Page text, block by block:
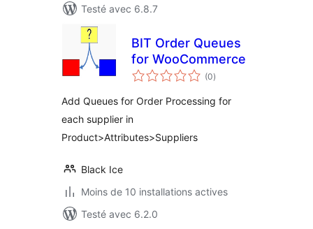
Testé avec 6.8.7
BIT Order Queues
for WooCommerce
(0notes
en
)
Add Queues for Order Processing for
each supplier in
Product>Attributes>Suppliers
Black Ice
Moins de 10 installations actives
Testé avec 6.2.0